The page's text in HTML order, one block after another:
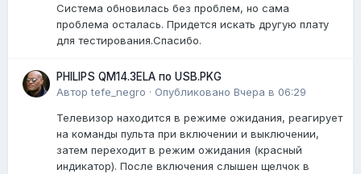
Система обновилась без проблем, но сама
проблема осталась. Придется искать другую плату
для тестирования.Спасибо.
PHILIPS QM14.3ELA по USB.PKG
Авторtefe_negro · Опубликовано Вчера в 06:29
Телевизор находится в режиме ожидания, реагирует
на команды пульта при включении и выключении,
затем переходит в режим ожидания (красный
индикатор). После включения слышен щелчок в